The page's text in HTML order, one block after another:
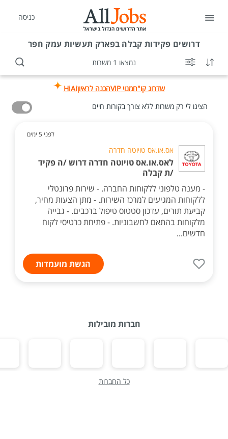
כניסה
דרושים פקידות קבלה בפארק תעשיות עמק חפר
נמצאו 1 משרות
שדרוג קו"חמנוי VIP הכנה לראיוןHiAi
הציגו לי רק משרות ללא צורך בקורות חיים
לפני 5 ימים
אס.או.אס טויוטה חדרה
לאס.או.אס טויוטה חדרה דרוש /ה פקיד
/ת קבלה
- מענה טלפוני ללקוחות החברה. - שירות פרונטלי
ללקוחות המגיעים למרכז השירות. - מתן הצעות מחיר,
קביעת תורים, עדכון סטטוס טיפול ברכבים. - גבייה
מלקוחות בהתאם לחשבוניות. - פתיחת כרטיסי לקוח
חדשים...
הגשת מועמדות
חברות מובילות
כל החברות